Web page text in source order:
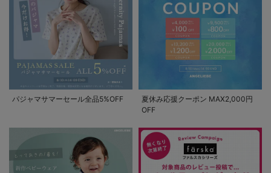
パジャマサマーセール全品5%OFF
夏休み応援クーポン MAX2,000円
OFF